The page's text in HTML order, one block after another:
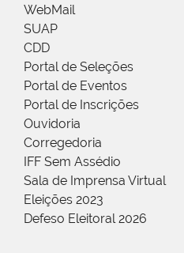
WebMail
SUAP
CDD
Portal de Seleções
Portal de Eventos
Portal de Inscrições
Ouvidoria
Corregedoria
IFF Sem Assédio
Sala de Imprensa Virtual
Eleições 2023
Defeso Eleitoral 2026